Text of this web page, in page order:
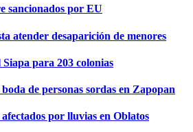
sancionados por EU
atender desaparición de menores
para 203 colonias
de personas sordas en Zapopan
por lluvias en Oblatos